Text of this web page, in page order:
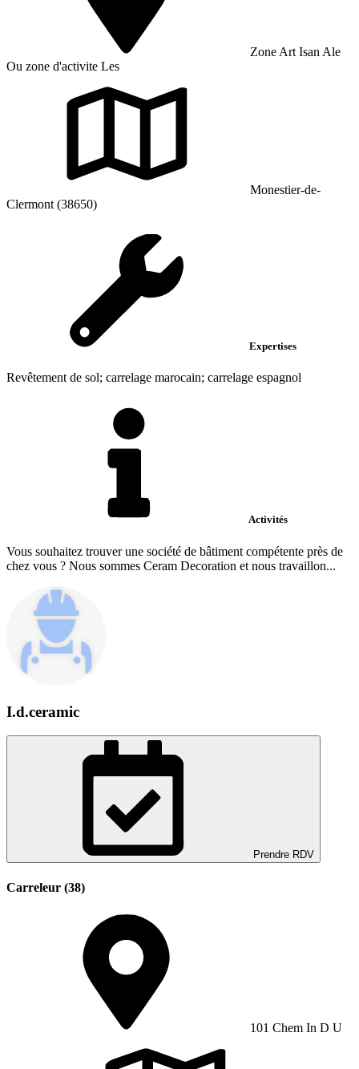
Zone Art Isan Ale
Ou zone d'activite Les
Monestier-de-
Clermont (38650)
Expertises
Revêtement de sol; carrelage marocain; carrelage espagnol
Activités
Vous souhaitez trouver une société de bâtiment compétente près de
chez vous ? Nous sommes Ceram Decoration et nous travaillon...
I.d.ceramic
Prendre RDV
Carreleur (38)
101 Chem In D U